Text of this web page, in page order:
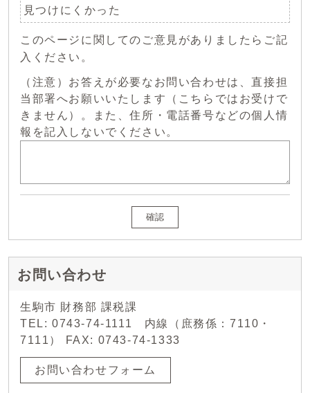
見つけにくかった
このページに関してのご意見がありましたらご記
入ください。
（注意）お答えが必要なお問い合わせは、直接担
当部署へお願いいたします（こちらではお受けで
きません）。また、住所・電話番号などの個人情
報を記入しないでください。
確認
お問い合わせ
生駒市 財務部 課税課
TEL: 0743-74-1111 内線（庶務係：7110・
7111） FAX: 0743-74-1333
お問い合わせフォーム